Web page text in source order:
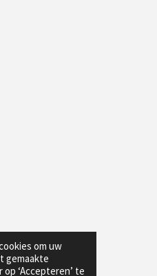
om uw
gemaakte
‘Accepteren’ te